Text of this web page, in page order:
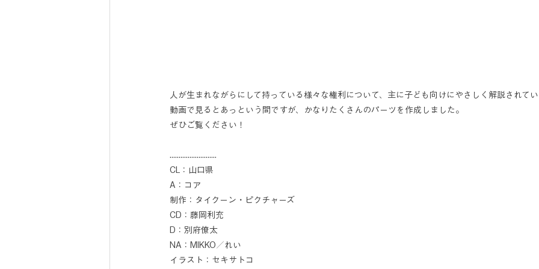
人が生まれながらにして持っている様々な権利について、主に子ども向けにやさしく解説されて
動画で見るとあっという間ですが、かなりたくさんのパーツを作成しました。
ぜひご覧ください！
..........................
CL：山口県
A：コア
制作：タイクーン・ピクチャーズ
CD：藤岡利充
D：別府僚太
NA：MIKKO／れい
イラスト：セキサトコ